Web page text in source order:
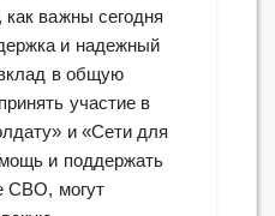
важны сегодня
и надежный
в общую
участие в
и «Сети для
и поддержать
СВО, могут